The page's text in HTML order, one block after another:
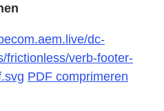
dc-
frictionless/verb-footer-
PDF comprimeren